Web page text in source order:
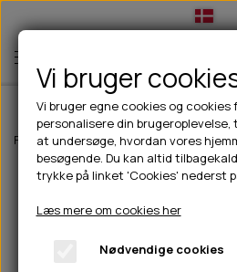
TIL
💧FODER-
🦴 GODBIDDER &
TIL
DRIKKEFLASKER/
TIL KAT
TILBUD
Forside Outdoor Drikkeflasker/
Vi bruger
Vi bruger egne cookies og
personalisere din
at undersøge, hvordan vores
besøgende. Du kan altid
trykke på linket 'Cookies' nederst
Læs mere om cookies her
Nødvendige cookies